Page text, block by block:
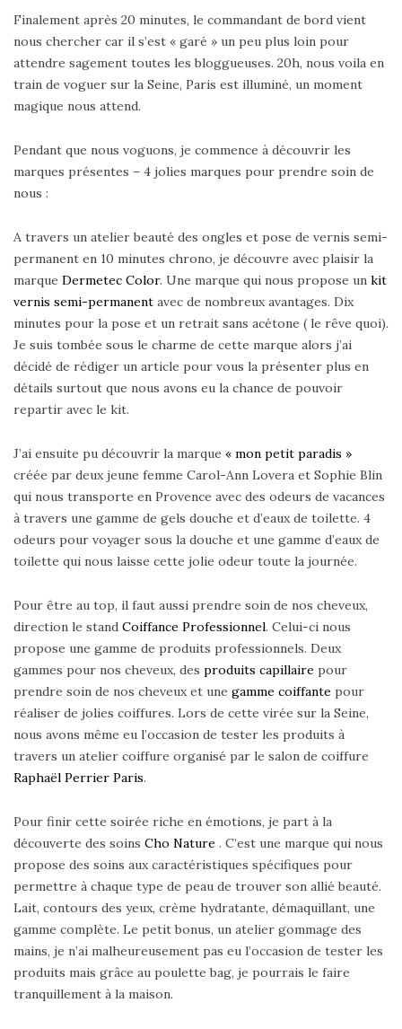
Finalement après 20 minutes, le commandant de bord vient
nous chercher car il s’est « garé » un peu plus loin pour
attendre sagement toutes les bloggueuses. 20h, nous voila en
train de voguer sur la Seine, Paris est illuminé, un moment
magique nous attend.
Pendant que nous voguons, je commence à découvrir les
marques présentes – 4 jolies marques pour prendre soin de
nous :
A travers un atelier beauté des ongles et pose de vernis semi-
permanent en 10 minutes chrono, je découvre avec plaisir la
marque Dermetec Color. Une marque qui nous propose un kit
vernis semi-permanent avec de nombreux avantages. Dix
minutes pour la pose et un retrait sans acétone ( le rêve quoi).
Je suis tombée sous le charme de cette marque alors j’ai
décidé de rédiger un article pour vous la présenter plus en
détails surtout que nous avons eu la chance de pouvoir
repartir avec le kit.
J’ai ensuite pu découvrir la marque « mon petit paradis »
créée par deux jeune femme Carol-Ann Lovera et Sophie Blin
qui nous transporte en Provence avec des odeurs de vacances
à travers une gamme de gels douche et d’eaux de toilette. 4
odeurs pour voyager sous la douche et une gamme d’eaux de
toilette qui nous laisse cette jolie odeur toute la journée.
Pour être au top, il faut aussi prendre soin de nos cheveux,
direction le stand Coiffance Professionnel. Celui-ci nous
propose une gamme de produits professionnels. Deux
gammes pour nos cheveux, des produits capillaire pour
prendre soin de nos cheveux et une gamme coiffante pour
réaliser de jolies coiffures. Lors de cette virée sur la Seine,
nous avons même eu l’occasion de tester les produits à
travers un atelier coiffure organisé par le salon de coiffure
Raphaël Perrier Paris.
Pour finir cette soirée riche en émotions, je part à la
découverte des soins Cho Nature . C’est une marque qui nous
propose des soins aux caractéristiques spécifiques pour
permettre à chaque type de peau de trouver son allié beauté.
Lait, contours des yeux, crème hydratante, démaquillant, une
gamme complète. Le petit bonus, un atelier gommage des
mains, je n’ai malheureusement pas eu l’occasion de tester les
produits mais grâce au poulette bag, je pourrais le faire
tranquillement à la maison.